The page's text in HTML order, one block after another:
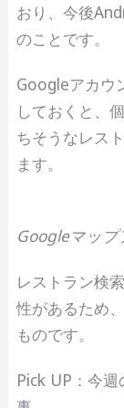
おり、今後
のことです。
Googleアカウ
しておくと、
ちそうなレス
ます。
Googleマッ
レストラン検
性があるため
ものです。
Pick UP：今